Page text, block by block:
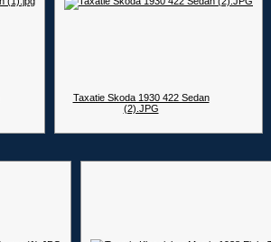
Taxatie Skoda 1930 422 Sedan
(2).JPG